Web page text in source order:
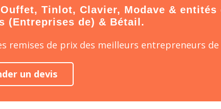
Tinlot, Clavier, Modave &
(Entreprises de) & Bétail.
remises de prix des meilleurs entrepreneurs de
un devis